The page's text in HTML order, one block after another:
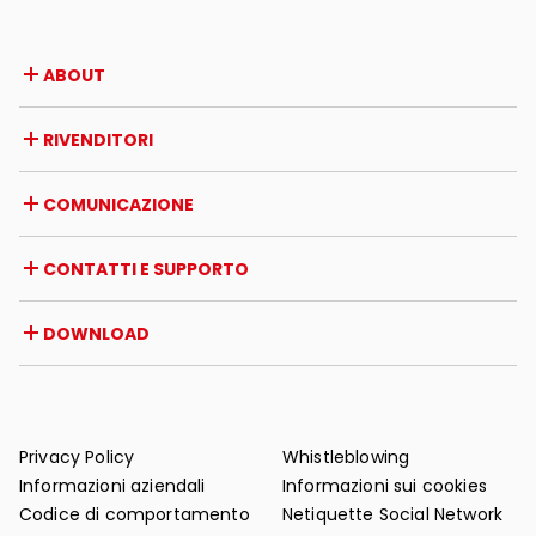
ABOUT
Premi e riconoscimenti
Opportunità di lavoro
Certificazioni
RIVENDITORI
Estero
Iniziative dei rivenditori
COMUNICAZIONE
News
Rassegna stampa
CONTATTI E SUPPORTO
Garanzia
Supporto post-vendita
DOWNLOAD
Privacy Policy
Informazioni aziendali
Codice di comportamento
Whistleblowing
Informazioni sui cookies
Netiquette Social Network